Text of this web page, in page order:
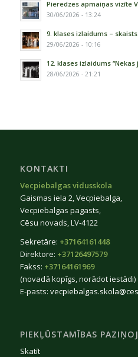
Pieredzes apmaiņas vizīte
30/06/2026 - 13:24
9. klases izlaidums –
29/06/2026 - 10:16
12. klases izlaidums “Nekas
28/06/2026 - 21:21
KONTAKTI
Vecpiebalgas vidusskola
Gaismas iela 2, Vecpiebalga,
Vecpiebalgas pagasts,
Cēsu novads, LV-4122
Sekretāre: +37164161448
Direktore: +37126497579
Fakss: +37164161969
(novadā kopīgs, norādot iestādi)
E-pasts:
PIEKĻŪSTAMĪBAS
Skatīt